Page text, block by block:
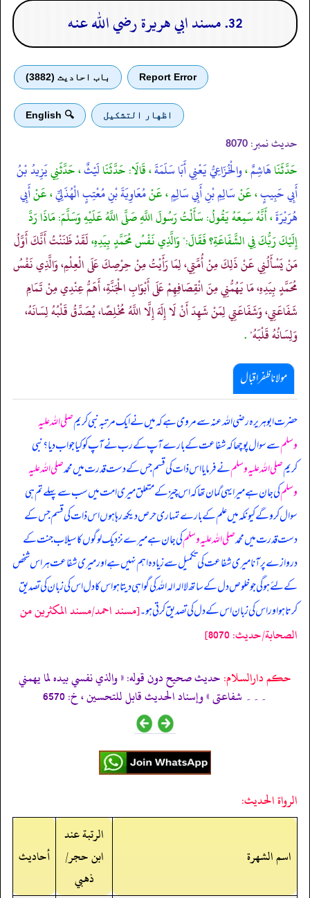
32. مسند ابي هريرة رضي الله عنه
Report Error باب احادیث (3882)
اظهار التشكيل 🔍 English
حدیث نمبر: 8070
حَدَّثَنَاهَاشِمٌ،والْخُزَاعِيُّ يَعْنِي أَبَا سَلَمَةَ، قَالَا: حَدَّثَنَالَيْثٌ، حَدَّثَنِييَزِيدُ بْنُ
أَبِي حَبِيبٍ، عَنْسَالِمِ بْنِ أَبِي سَالِمٍ، عَنْمُعَاوِيَةَ بْنِ مُعْتِبٍ الْهُذَلِيِّ، عَنْأَبِي
هُرَيْرَةَ، أَنَّهُ سَمِعَهُ يَقُولُ: سَأَلْتُ رَسُولَ اللَّهِ صَلَّى اللَّهُ عَلَيْهِ وَسَلَّمَ: مَاذَا رَدَّ
إِلَيْكَ رَبُّكَ فِي الشَّفَاعَةِ؟ فَقَالَ:" وَالَّذِي نَفْسُ مُحَمَّدٍ بِيَدِهِ،لَقَدْ ظَنَنْتُ أَنَّكَ أَوَّلُ
مَنْ يَسْأَلُنِي عَنْ ذَلِكَ مِنْ أُمَّتِي، لِمَا رَأَيْتُ مِنْ حِرْصِكَ عَلَى الْعِلْمِ، وَالَّذِي نَفْسُ
مُحَمَّدٍ بِيَدِهِ، مَا يَهُمُّنِي مِنَ انْقِصَافِهِمْ عَلَى أَبْوَابِ الْجَنَّةِ، أَهَمُّ عِنْدِي مِنْ تَمَامِ
شَفَاعَتِي، وَشَفَاعَتِي لِمَنْ شَهِدَ أَنْ لَا إِلَهَ إِلَّا اللَّهُ مُخْلِصًا، يُصَدِّقُ قَلْبُهُ لِسَانَهُ،
وَلِسَانُهُ قَلْبَهُ".
مولانا ظفر اقبال
حضرت ابوہریرہ رضی اللہ عنہ سے مروی ہے کہ میں نے ایک مرتبہ نبی کریمصلی اللہ علیہ
وسلمسے سوال پوچھا کہ شفاعت کے بارے آپ کے رب نے آپ کو کیا جواب دیا؟ نبی
کریمصلی اللہ علیہ وسلمنے فرمایا اس ذات کی قسم جس کے دست قدرت میں محمدصلی اللہ علیہ
وسلمکی جان ہے میرا یہی گمان تھا کہ اس چیز کے متعلق میری امت میں سب سے پہلے تم ہی
سوال کرو گے کیونکہ میں علم کے بارے تمہاری حرص دیکھ رہاہوں اس ذات کی قسم جس کے
دست قدرت میں محمدصلی اللہ علیہ وسلمکی جان ہے میرے نزدیک لوگوں کا سیلاب جنت کے
دروازے پر آنا میری شفاعت کی تکمیل سے زیادہ اہم نہیں ہے اور میری شفاعت ہر اس شخص
کے لئے ہوگی جو خلوص دل کے ساتھ لاالہ الہ اللہ کی گواہی دیتا ہو اس کا دل اس کی زبان کی تصدیق
کرتا ہو اور اس کی زبان اس کے دل کی تصدیق کرتی ہو۔[مسند احمد/مسند المكثرين من
الصحابة/حدیث: 8070]
حکم دارالسلام:حديث صحيح دون قوله: « والذي نفسي بيده لما يهمني
۔۔۔ شفاعتی » وإسناد الحدیث قابل للتحسین ، خ: 6570
الرواة الحديث:
اسم الشهرة
الرتبة عند
ابن حجر/
ذهبي
أحاديث